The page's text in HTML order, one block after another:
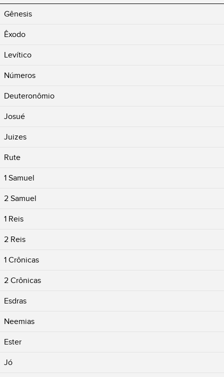
Gênesis
Êxodo
Levítico
Números
Deuteronômio
Josué
Juizes
Rute
1 Samuel
2 Samuel
1 Reis
2 Reis
1 Crônicas
2 Crônicas
Esdras
Neemias
Ester
Jó